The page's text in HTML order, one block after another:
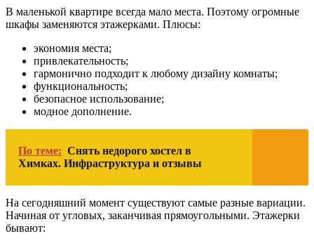
В маленькой квартире всегда мало места. Поэтому огромные
шкафы заменяются этажерками. Плюсы:
экономия места;
привлекательность;
гармонично подходит к любому дизайну комнаты;
функциональность;
безопасное использование;
модное дополнение.
По теме: Снять недорого хостел в
Химках. Инфраструктура и отзывы
На сегодняшний момент существуют самые разные вариации.
Начиная от угловых, заканчивая прямоугольными. Этажерки
бывают: